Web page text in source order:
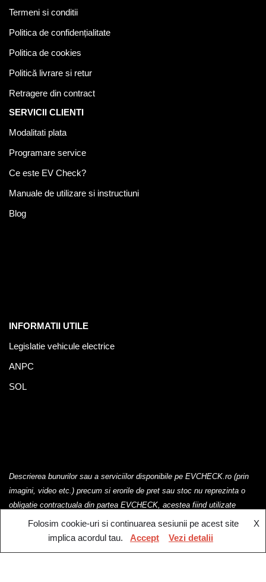
Termeni si conditii
Politica de confidențialitate
Politica de cookies
Politică livrare si retur
Retragere din contract
SERVICII CLIENTI
Modalitati plata
Programare service
Ce este EV Check?
Manuale de utilizare si instructiuni
Blog
INFORMATII UTILE
Legislatie vehicule electrice
ANPC
SOL
Descrierea bunurilor sau a serviciilor disponibile pe EVCHECK.ro (prin
imagini, video etc.) precum si erorile de pret sau stoc nu reprezinta o
obligatie contractuala din partea EVCHECK, acestea fiind utilizate
exclusiv cu titlu de prezentare.
EV Check @2023. Toate drepturile rezervate.
Folosim cookie-uri si continuarea sesiunii pe acest site
implica acordul tau.
X
Accept
Vezi detalii